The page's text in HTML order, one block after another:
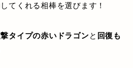
てくれる相棒を選びます！
タイプの赤いドラゴンと 回復も